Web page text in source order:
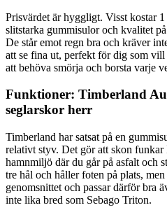
Prisvärdet är hyggligt. Visst kostar
slitstarka gummisulor och kvalitet
De står emot regn bra och kräver
att se fina ut, perfekt för dig som
att behöva smörja och borsta varje
Funktioner: Timberland
seglarskor herr
Timberland har satsat på en
relativt styv. Det gör att skon funkar
hamnmiljö där du går på asfalt och
tre hål och håller foten på plats,
genomsnittet och passar därför bra
inte lika bred som Sebago Triton.